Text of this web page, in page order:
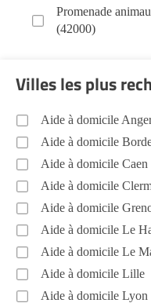
Promenade
(42000)
Autres aides à
Villes les plus
Aide à domicile
Aide à domicile
Aide à domicile Caen
Aide à domicile
Aide à domicile
Aide à domicile Le
Aide à domicile Le
Aide à domicile Lille
Aide à domicile Lyon